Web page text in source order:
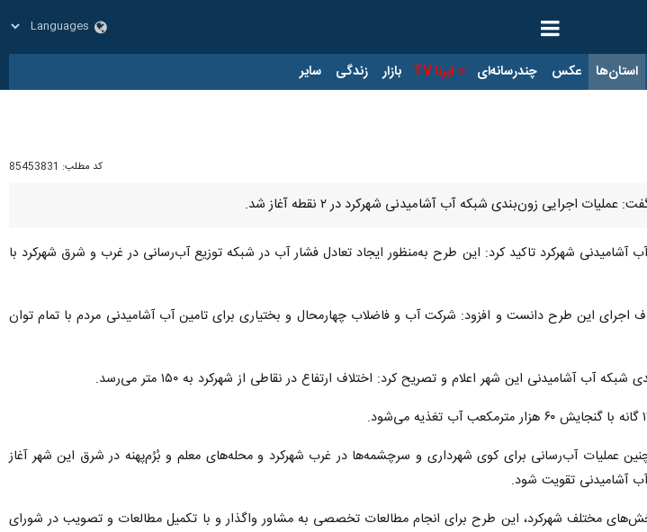
استان‌ها عکس چندرسانه‌ای ایرنا TV بازار زندگی سایر
کد مطلب: 85453831
اجرایی زون‌بندی شبکه آب آشامیدنی شهرکرد در ۲ نقطه آغاز شد.
شهرکرد تاکید کرد: این طرح به‌منظور ایجاد تعادل فشار آب در شبکه توزیع آب‌رسانی در غرب و شرق شهرکرد با
اجرای این طرح دانست و افزود: شرکت آب و فاضلاب چهارمحال و بختیاری برای تامین آب آشامیدنی مردم با تمام توان
آشامیدنی این شهر اعلام و تصریح کرد: اختلاف ارتفاع در نقاطی از شهرکرد به ۱۵۰ متر می‌رسد.
عملیات آب‌رسانی برای کوی شهرداری و سرچشمه‌ها در غرب شهرکرد و محله‌های معلم و بُرُم‌پهنه در شرق این شهر آغاز
آب آشامیدنی تقویت شود.
مختلف شهرکرد، این طرح برای انجام مطالعات تخصصی به مشاور واگذار و با تکمیل مطالعات و تصویب در شورای